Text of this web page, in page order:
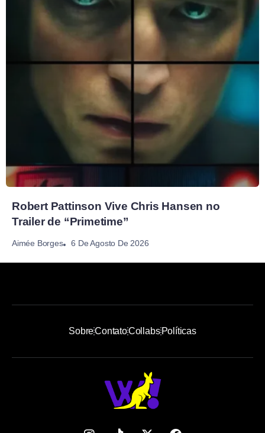
Robert Pattinson Vive Chris Hansen no
Trailer de “Primetime”
Aimée Borges 6 De Agosto De 2026
SobreContatoCollabsPolíticas